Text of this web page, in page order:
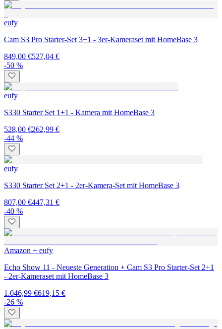
eufy
Cam S3 Pro Starter-Set 3+1 - 3er-Kameraset mit HomeBase 3
849,00 €527,04 €
-50 %
eufy
S330 Starter Set 1+1 - Kamera mit HomeBase 3
528,00 €262,99 €
-44 %
eufy
S330 Starter Set 2+1 - 2er-Kamera-Set mit HomeBase 3
807,00 €447,31 €
-40 %
Amazon + eufy
Echo Show 11 - Neueste Generation + Cam S3 Pro Starter-Set 2+1
- 2er-Kameraset mit HomeBase 3
1.046,99 €619,15 €
-26 %